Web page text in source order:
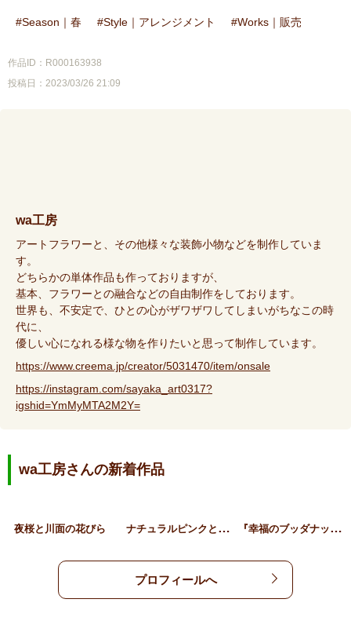
Season｜春 Style｜アレンジメント Works｜販売
作品ID：R000163938
投稿日：2023/03/26 21:09
wa工房
アートフラワーと、その他様々な装飾小物などを制作していま
す。
どちらかの単体作品も作っておりますが、
基本、フラワーとの融合などの自由制作をしております。
世界も、不安定で、ひとの心がザワザワしてしまいがちなこの時
代に、
優しい心になれる様な物を作りたいと思って制作しています。
https://www.creema.jp/creator/5031470/item/onsale
https://instagram.com/sayaka_art0317?
igshid=YmMyMTA2M2Y=
wa工房さんの新着作品
夜桜と川面の花びら ナ
チュラルピンクとオフホワ… 『
幸福のブッダナッツ』桜ア…
プロフィールへ